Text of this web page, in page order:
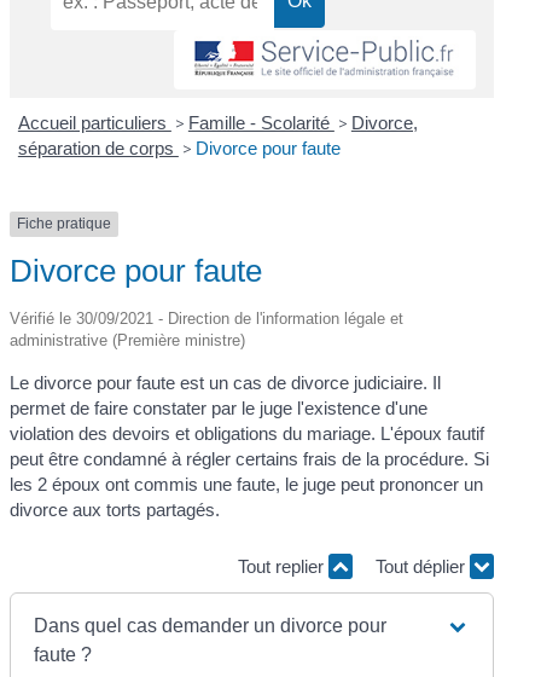
Accueil particuliers > Famille - Scolarité > Divorce,
séparation de corps > Divorce pour faute
Fiche pratique
Divorce pour faute
Vérifié le 30/09/2021 - Direction de l'information légale et
administrative (Première ministre)
Le divorce pour faute est un cas de divorce judiciaire. Il
permet de faire constater par le juge l'existence d'une
violation des devoirs et obligations du mariage. L'époux fautif
peut être condamné à régler certains frais de la procédure. Si
les 2 époux ont commis une faute, le juge peut prononcer un
divorce aux torts partagés.
Tout replier Tout déplier
Dans quel cas demander un divorce pour
faute ?